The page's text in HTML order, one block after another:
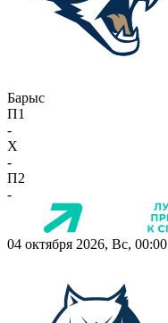
Барыс
П1
-
X
-
П2
-
04 октября 2026, Вс, 00:00